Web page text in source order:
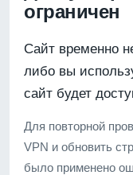
ограничен
Сайт временно
либо вы
сайт будет
Для повторной
VPN и обновить
было применено